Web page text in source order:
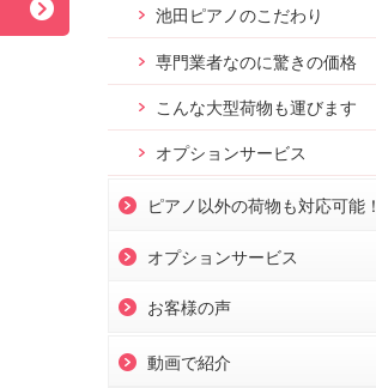
池田ピアノのこだわり
専門業者なのに驚きの価格
こんな大型荷物も運びます
オプションサービス
ピアノ以外の荷物も対応可能！
オプションサービス
お客様の声
動画で紹介